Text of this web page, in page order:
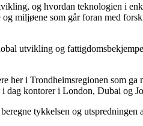
og hvordan teknologien i
miljøene som går foran med
utvikling og
her i Trondheimsregionen som
kontorer i London, Dubai og
tykkelsen og